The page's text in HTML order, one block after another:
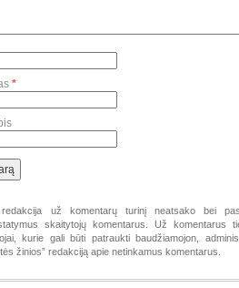
*
redakcija už komentarų turinį neatsako bei
skaitytojų komentarus. Už komentarus
kurie gali būti patraukti baudžiamojon,
žinios” redakciją apie netinkamus komentarus.